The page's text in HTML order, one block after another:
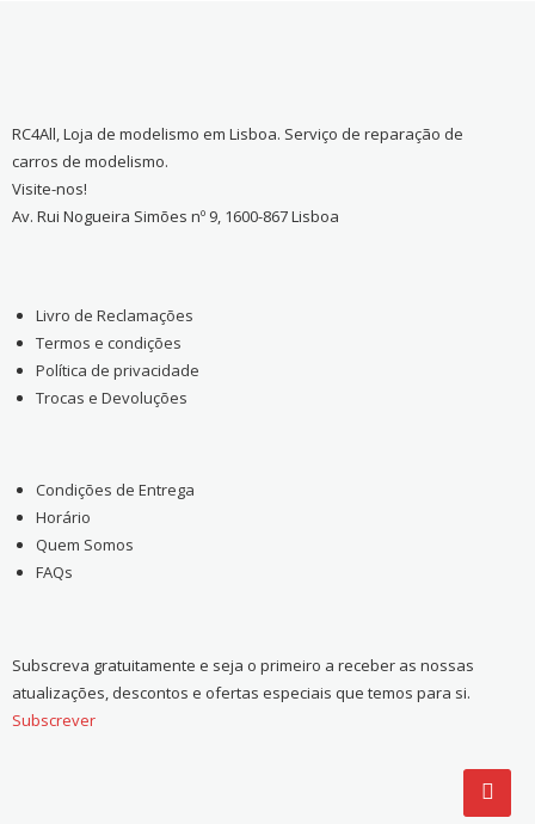
RC4All, Loja de modelismo em Lisboa. Serviço de reparação de
carros de modelismo.
Visite-nos!
Av. Rui Nogueira Simões nº 9, 1600-867 Lisboa
Livro de Reclamações
Termos e condições
Política de privacidade
Trocas e Devoluções
Condições de Entrega
Horário
Quem Somos
FAQs
Subscreva gratuitamente e seja o primeiro a receber as nossas
atualizações, descontos e ofertas especiais que temos para si.
Subscrever